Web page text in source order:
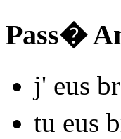
Pass�
j' eus
tu eus